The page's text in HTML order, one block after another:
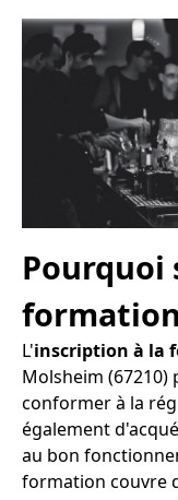
Pourquoi
L'inscription à la
Molsheim
conformer à la
également
au bon
formation couvre